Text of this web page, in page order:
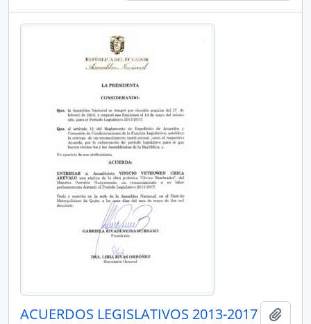
ACUERDOS LEGISLATIVOS 2013-2017